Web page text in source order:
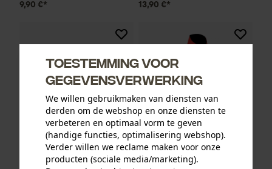
9,90 €* 13,90 €*
Toestemming voor
gegevensverwerking
We willen gebruikmaken van diensten van
derden om de webshop en onze diensten te
verbeteren en optimaal vorm te geven
(handige functies, optimalisering webshop).
Verder willen we reclame maken voor onze
producten (sociale media/marketing).